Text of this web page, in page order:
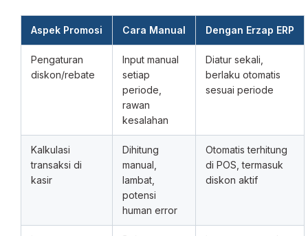
Aspek Promosi Cara Manual Dengan Erzap ERP
Pengaturan
diskon/rebate
Input manual
setiap
periode,
rawan
kesalahan
Diatur sekali,
berlaku otomatis
sesuai periode
Kalkulasi
transaksi di
kasir
Dihitung
manual,
lambat,
potensi
human error
Otomatis terhitung
di POS, termasuk
diskon aktif